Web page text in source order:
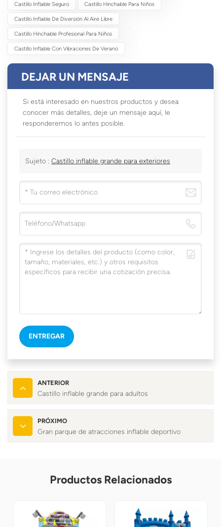
Castillo Inflable Seguro Castillo Hinchable Para Niños
Castillo Inflable De Diversión Al Aire Libre
Castillo Hinchable Profesional Para Niños
Castillo Inflable Con Vibraciones De Verano
DEJAR UN MENSAJE
Si está interesado en nuestros productos y desea
conocer más detalles, deje un mensaje aquí, le
responderemos lo antes posible.
Sujeto : Castillo inflable grande para exteriores
ENTREGAR
ANTERIOR
Castillo inflable grande para adultos
PRÓXIMO
Gran parque de atracciones inflable deportivo
Productos Relacionados